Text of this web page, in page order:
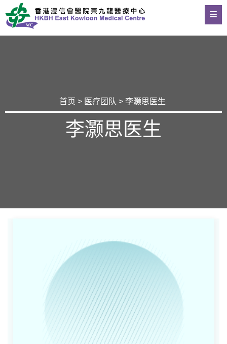
首页 > 医疗团队 > 李灏思医生
李灏思医生